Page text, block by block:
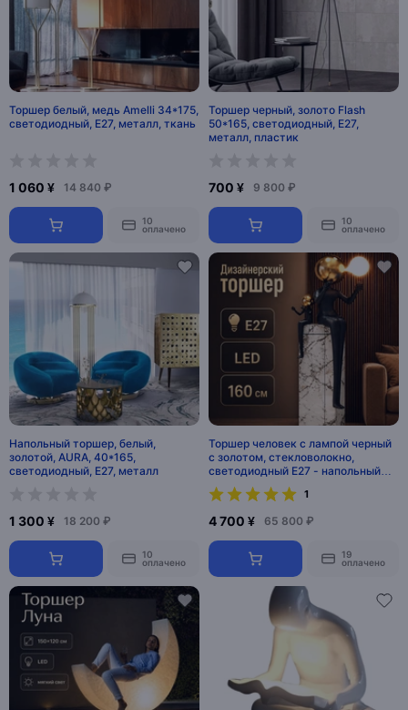
Торшер белый, медь Amelli 34*175,
светодиодный, E27, металл, ткань
1 060 ¥ 14 840 ₽
10
оплачено
Торшер черный, золото Flash
50*165, светодиодный, E27,
металл, пластик
700 ¥ 9 800 ₽
10
оплачено
Напольный торшер, белый,
золотой, AURA, 40*165,
светодиодный, E27, металл
1 300 ¥ 18 200 ₽
10
оплачено
Торшер человек с лампой черный
с золотом, стекловолокно,
светодиодный E27 - напольный
светильник
1
4 700 ¥ 65 800 ₽
19
оплачено